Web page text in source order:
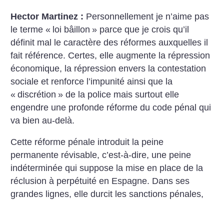
Hector Martinez : Personnellement je n’aime pas
le terme « loi bâillon » parce que je crois qu’il
définit mal le caractère des réformes auxquelles il
fait référence. Certes, elle augmente la répression
économique, la répression envers la contestation
sociale et renforce l’impunité ainsi que la
« discrétion » de la police mais surtout elle
engendre une profonde réforme du code pénal qui
va bien au-delà.
Cette réforme pénale introduit la peine
permanente révisable, c’est-à-dire, une peine
indéterminée qui suppose la mise en place de la
réclusion à perpétuité en Espagne. Dans ses
grandes lignes, elle durcit les sanctions pénales,